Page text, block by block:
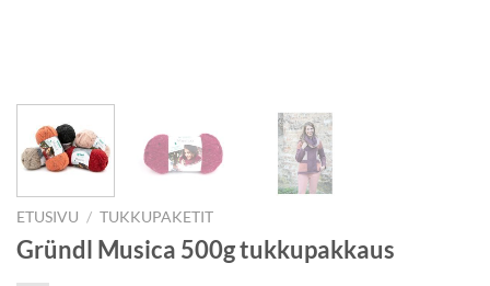
ETUSIVU / TUKKUPAKETIT
Gründl Musica 500g tukkupakkaus